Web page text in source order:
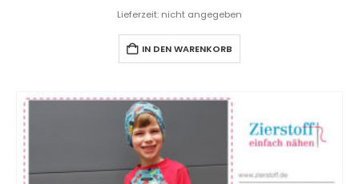
Lieferzeit: nicht angegeben
IN DEN WARENKORB